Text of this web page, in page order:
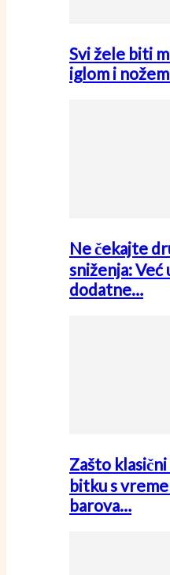
Svi žele biti
iglom i
Ne čekajte
sniženja:
dodatne…
Zašto
bitku s
barova…